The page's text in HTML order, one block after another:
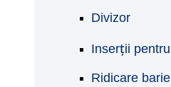
Divizor
Inserții
Ridicare